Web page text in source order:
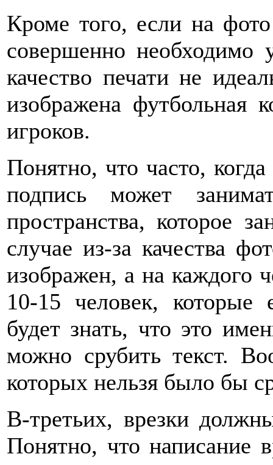
Кроме того, если на
совершенно необходимо
качество печати не
изображена футбольная
игроков.
Понятно, что часто,
подпись может
пространства, которое
случае из-за качества
изображен, а на каждого
10-15 человек,
будет знать, что это
можно срубить текст.
которых нельзя было бы
В-третьих, врезки
Понятно, что написание